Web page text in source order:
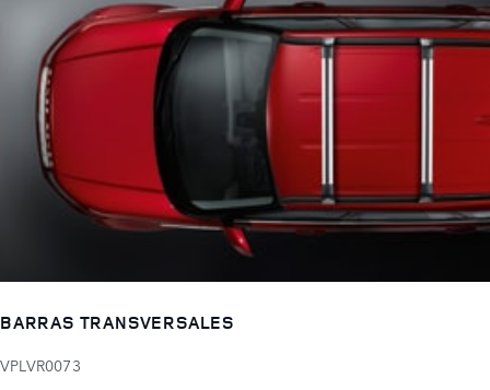
BARRAS TRANSVERSALES
VPLVR0073